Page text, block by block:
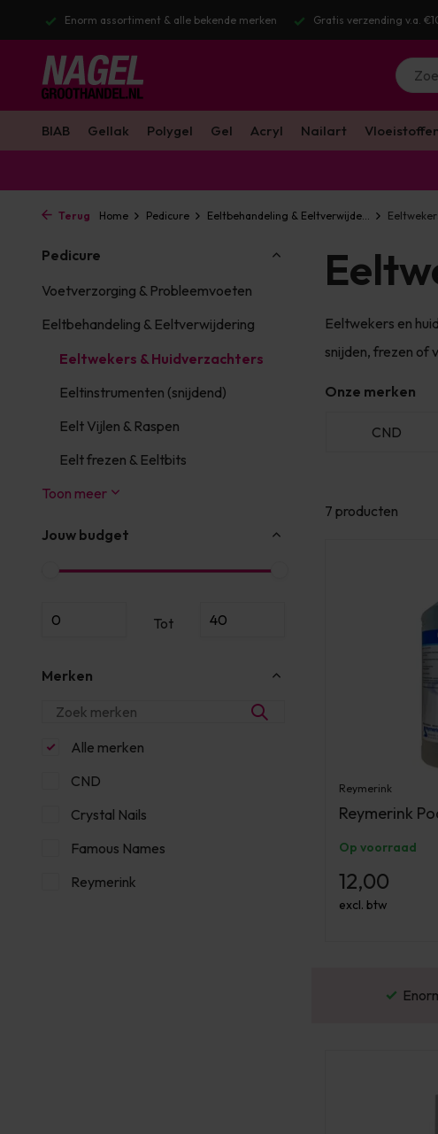
Enorm assortiment & alle bekende merken Gratis verzending v.a.
BIAB Gellak Polygel Gel Acryl Nailart
Terug Home Pedicure Eeltbehandeling & Eeltverwijde...
Pedicure
Voetverzorging & Probleemvoeten
Eeltbehandeling & Eeltverwijdering
Eeltwekers & Huidverzachters
Eeltinstrumenten (snijdend)
Eelt Vijlen & Raspen
Eelt frezen & Eeltbits
Toon meer
Jouw budget
Tot
Merken
Alle merken
CND
Crystal Nails
Famous Names
Reymerink
Eeltwekers en
snijden, frezen of
Onze merken
Famous Names CND
7 producten
Reymerink
Reymerink
Op voorraad
12,00
excl. btw